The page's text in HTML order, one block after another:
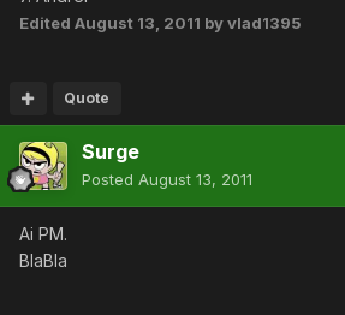
Edited August 13, 2011 by vlad1395
Quote
Surge
Posted August 13, 2011
Ai PM.
BlaBla